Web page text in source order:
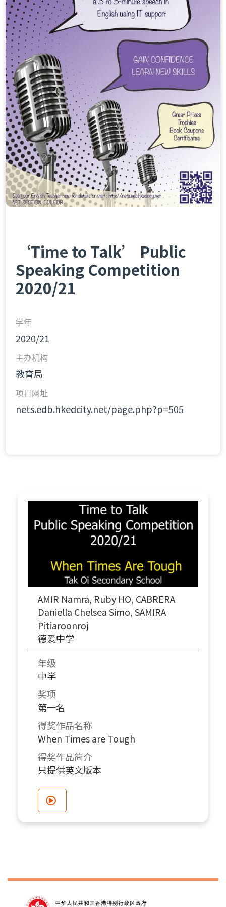
‘Time to Talk’ Public
Speaking Competition
2020/21
学年
2020/21
主办机构
教育局
项目网址
nets.edb.hkedcity.net/page.php?p=505
AMIR Namra, Ruby HO, CABRERA
Daniella Chelsea Simo, SAMIRA
Pitiaroonroj
德爱中学
年级
中学
奖项
第一名
得奖作品名称
When Times are Tough
得奖作品简介
只提供英文版本